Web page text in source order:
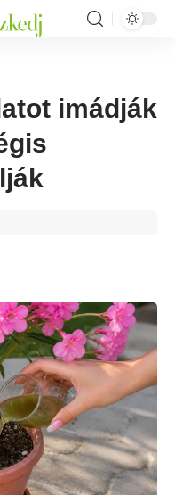
imádják